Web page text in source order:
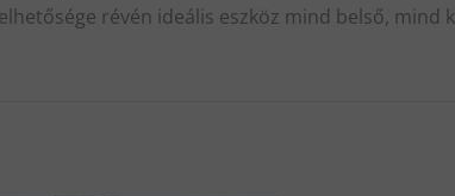
révén ideális eszköz mind belső, mind